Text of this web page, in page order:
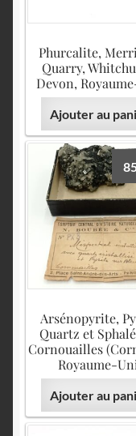
Phurcalite,
Quarry,
Devon,
Ajouter au
Arsénopyrite,
Quartz et
Cornouailles
Royaume-
Ajouter au